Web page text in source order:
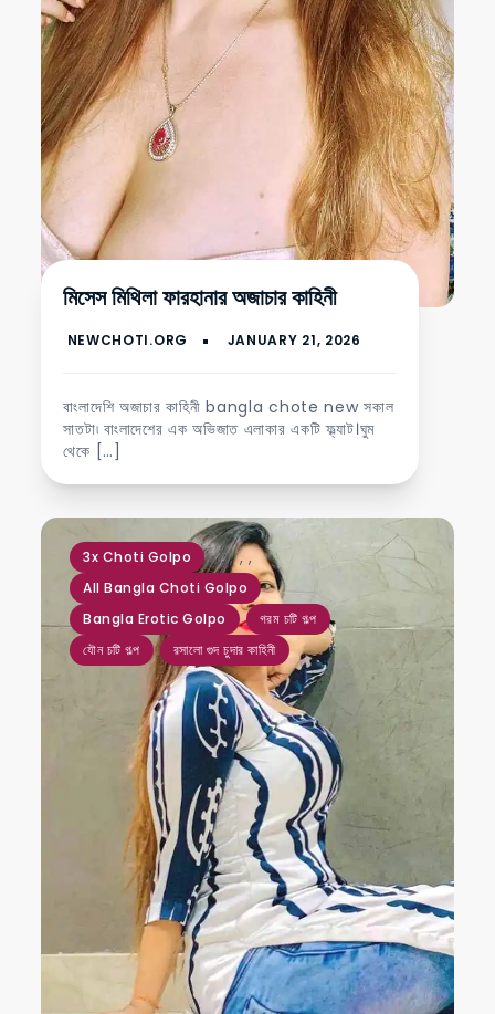
মিসেস মিথিলা ফারহানার অজাচার কাহিনী
বাংলাদেশি অজাচার কাহিনী bangla chote new সকাল
সাতটা৷ বাংলাদেশের এক অভিজাত এলাকার একটি ফ্ল্যাট।ঘুম
থেকে […]
3x Choti Golpo ,
All Bangla Choti Golpo
,
Bangla Erotic Golpo
,
গরম চটি গল্প
,
যৌন চটি গল্প
,
রসালো গুদ চুদার কাহিনী